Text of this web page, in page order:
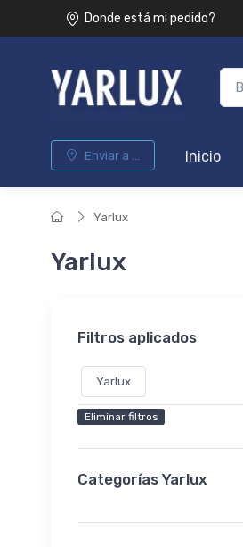
Donde está mi pedido?
Enviar a ... Inicio
Yarlux
Yarlux
Filtros aplicados
Yarlux
Eliminar filtros
Categorías Yarlux